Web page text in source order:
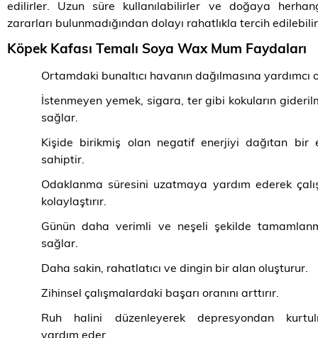
edilirler. Uzun süre kullanılabilirler ve doğaya
zararları bulunmadığından dolayı rahatlıkla tercih
Köpek Kafası Temalı Soya Wax Mum Faydaları
Ortamdaki bunaltıcı havanın dağılmasına yardımcı
İstenmeyen yemek, sigara, ter gibi kokuların
sağlar.
Kişide birikmiş olan negatif enerjiyi dağıtan bir
sahiptir.
Odaklanma süresini uzatmaya yardım ederek
kolaylaştırır.
Günün daha verimli ve neşeli şekilde
sağlar.
Daha sakin, rahatlatıcı ve dingin bir alan oluşturur.
Zihinsel çalışmalardaki başarı oranını arttırır.
Ruh halini düzenleyerek depresyondan
yardım eder.